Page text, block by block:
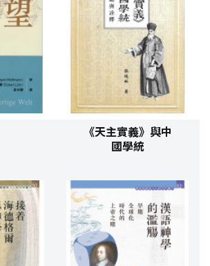
《天主實義》與中
國學統